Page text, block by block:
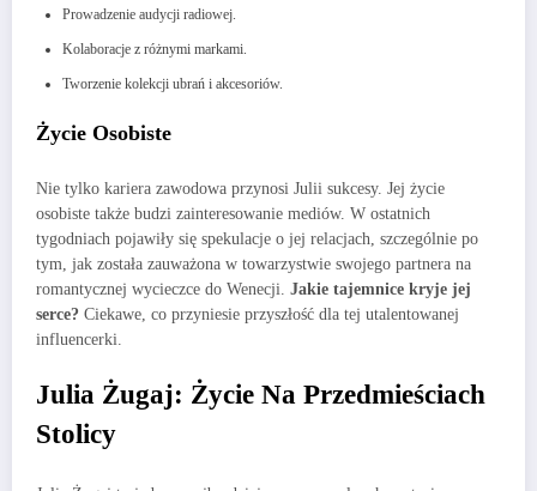
Prowadzenie audycji radiowej.
Kolaboracje z różnymi markami.
Tworzenie kolekcji ubrań i akcesoriów.
Życie Osobiste
Nie tylko kariera zawodowa przynosi Julii sukcesy. Jej życie
osobiste także budzi zainteresowanie mediów. W ostatnich
tygodniach pojawiły się spekulacje o jej relacjach, szczególnie po
tym, jak została zauważona w towarzystwie swojego partnera na
romantycznej wycieczce do Wenecji. Jakie tajemnice kryje jej
serce? Ciekawe, co przyniesie przyszłość dla tej utalentowanej
influencerki.
Julia Żugaj: Życie Na Przedmieściach
Stolicy